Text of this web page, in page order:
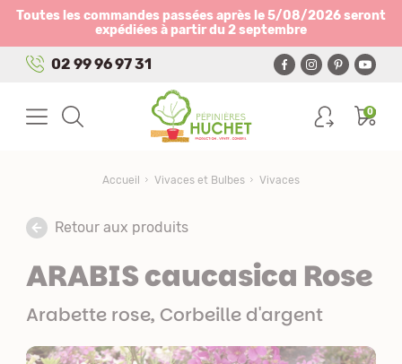
Toutes les commandes passées après le 5/08/2026 seront
expédiées à partir du 2 septembre
02 99 96 97 31
0
Accueil Vivaces et Bulbes Vivaces
Retour aux produits
ARABIS caucasica Rose
Arabette rose, Corbeille d'argent
Panneau de gestion des cookies